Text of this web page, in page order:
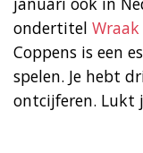
ondertitel
Coppens is een
spelen. Je hebt
ontcijferen. Lukt